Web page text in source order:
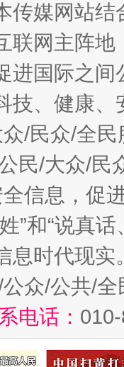
传媒网站
联网主阵
进国际之
技、健康
/民众/全
民/大众/民
信息，促
”和“说真
息时代现实
众/公共/
电话：